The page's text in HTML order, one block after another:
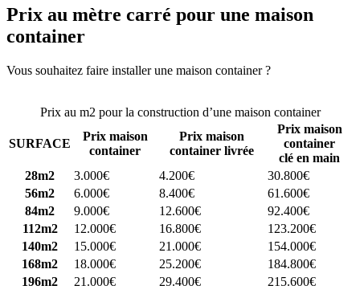
Prix au mètre carré pour une maison
container
Vous souhaitez faire installer une maison container ?
Prix au m2 pour la construction d’une maison container
SURFACE
Prix maison
container
Prix maison
container livrée
Prix maison
container
clé en main
28m2
3.000€ 4.200€
30.800€
56m2
6.000€ 8.400€
61.600€
84m2
9.000€ 12.600€
92.400€
112m2
12.000€ 16.800€
123.200€
140m2
15.000€ 21.000€
154.000€
168m2
18.000€ 25.200€
184.800€
196m2
21.000€ 29.400€ 215.600€